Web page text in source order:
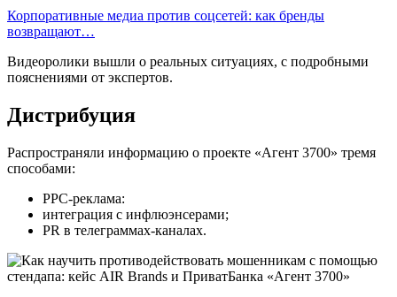
Корпоративные медиа против соцсетей: как бренды
возвращают…
Видеоролики вышли о реальных ситуациях, с подробными
пояснениями от экспертов.
Дистрибуция
Распространяли информацию о проекте «Агент 3700» тремя
способами:
PPC-реклама:
интеграция с инфлюэнсерами;
PR в телеграммах-каналах.